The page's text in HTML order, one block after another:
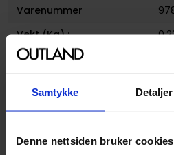
Samtykke Detaljer
Denne nettsiden bruker cookies
Varenummer
Vekt (Kg) :
Opprinnelsesland :